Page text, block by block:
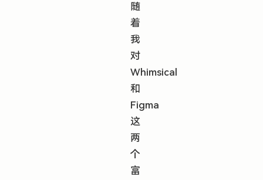
随
着
我
对
Whimsical
和
Figma
这
两
个
富